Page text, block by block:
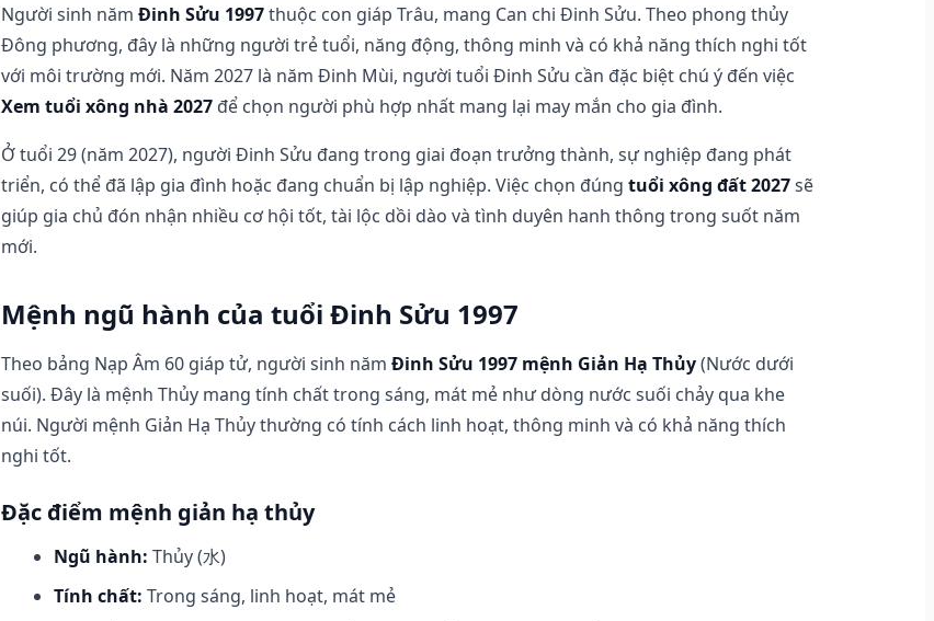
Người sinh nămĐinh Sửu 1997thuộc con giáp Trâu, mang Can chi Đinh Sửu. Theo phong thủy
Đông phương, đây là những người trẻ tuổi, năng động, thông minh và có khả năng thích nghi tốt
với môi trường mới. Năm 2027 là năm Đinh Mùi, người tuổi Đinh Sửu cần đặc biệt chú ý đến việc
Xem tuổi xông nhà 2027 để chọn người phù hợp nhất mang lại may mắn cho gia đình.
Ở tuổi 29 (năm 2027), người Đinh Sửu đang trong giai đoạn trưởng thành, sự nghiệp đang phát
triển, có thể đã lập gia đình hoặc đang chuẩn bị lập nghiệp. Việc chọn đúngtuổi xông đất 2027sẽ
giúp gia chủ đón nhận nhiều cơ hội tốt, tài lộc dồi dào và tình duyên hanh thông trong suốt năm
mới.
Mệnh ngũ hành của tuổi Đinh Sửu 1997
Theo bảng Nạp Âm 60 giáp tử, người sinh nămĐinh Sửu 1997 mệnh Giản Hạ Thủy(Nước dưới
suối). Đây là mệnh Thủy mang tính chất trong sáng, mát mẻ như dòng nước suối chảy qua khe
núi. Người mệnh Giản Hạ Thủy thường có tính cách linh hoạt, thông minh và có khả năng thích
nghi tốt.
Đặc điểm mệnh giản hạ thủy
Ngũ hành: Thủy (水)
Tính chất: Trong sáng, linh hoạt, mát mẻ